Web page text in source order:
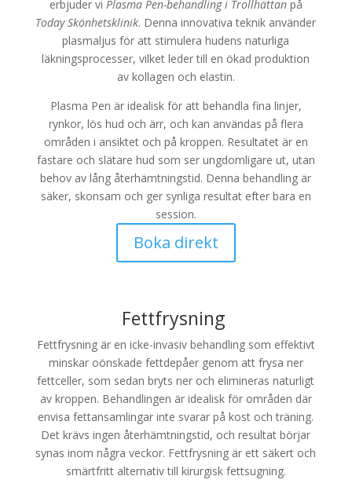
erbjuder vi Plasma Pen-behandling i Trollhättanpå
Today Skönhetsklinik. Denna innovativa teknik använder
plasmaljus för att stimulera hudens naturliga
läkningsprocesser, vilket leder till en ökad produktion
av kollagen och elastin.
Plasma Pen är idealisk för att behandla fina linjer,
rynkor, lös hud och ärr, och kan användas på flera
områden i ansiktet och på kroppen. Resultatet är en
fastare och slätare hud som ser ungdomligare ut, utan
behov av lång återhämtningstid. Denna behandling är
säker, skonsam och ger synliga resultat efter bara en
session.
Boka direkt
Fettfrysning
Fettfrysning är en icke-invasiv behandling som effektivt
minskar oönskade fettdepåer genom att frysa ner
fettceller, som sedan bryts ner och elimineras naturligt
av kroppen. Behandlingen är idealisk för områden där
envisa fettansamlingar inte svarar på kost och träning.
Det krävs ingen återhämtningstid, och resultat börjar
synas inom några veckor. Fettfrysning är ett säkert och
smärtfritt alternativ till kirurgisk fettsugning.